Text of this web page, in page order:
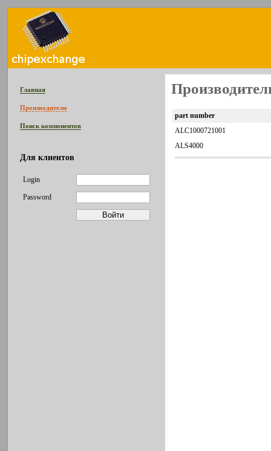
Главная
Производители
Поиск компонентов
Для клиентов
Login
Password
part number
ALC1000721001
ALS4000